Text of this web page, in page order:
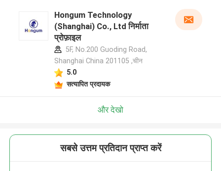
Hongum Technology
(Shanghai) Co., Ltd निर्माता
प्रोफ़ाइल
5F, No.200 Guoding Road,
Shanghai China 201105 ,चीन
5.0
सत्यापित प्रदायक
और देखो
सबसे उत्तम प्रतिदान प्राप्त करें